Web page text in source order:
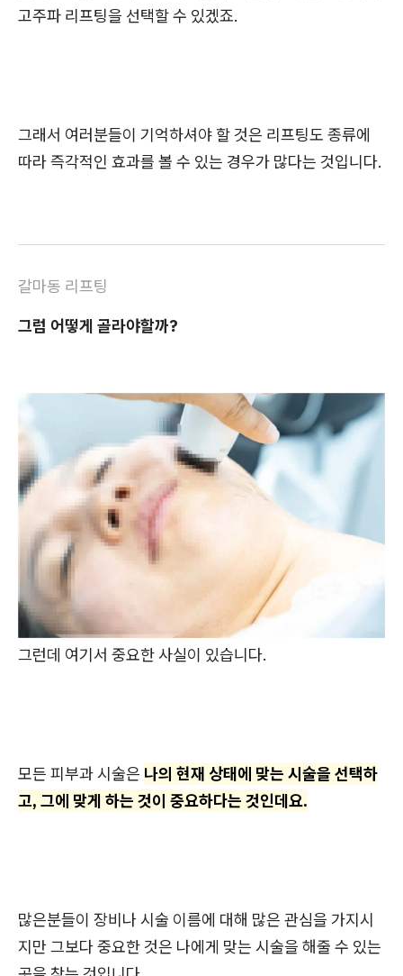
고주파 리프팅을 선택할 수 있겠죠.
그래서 여러분들이 기억하셔야 할 것은 리프팅도 종류에
따라 즉각적인 효과를 볼 수 있는 경우가 많다는 것입니다.
갈마동 리프팅
그럼 어떻게 골라야할까?
그런데 여기서 중요한 사실이 있습니다.
모든 피부과 시술은 나의 현재 상태에 맞는 시술을 선택하
고, 그에 맞게 하는 것이 중요하다는 것인데요.
많은분들이 장비나 시술 이름에 대해 많은 관심을 가지시
지만 그보다 중요한 것은 나에게 맞는 시술을 해줄 수 있는